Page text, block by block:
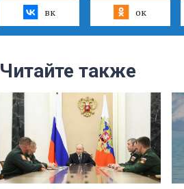
вк ок
Читайте также